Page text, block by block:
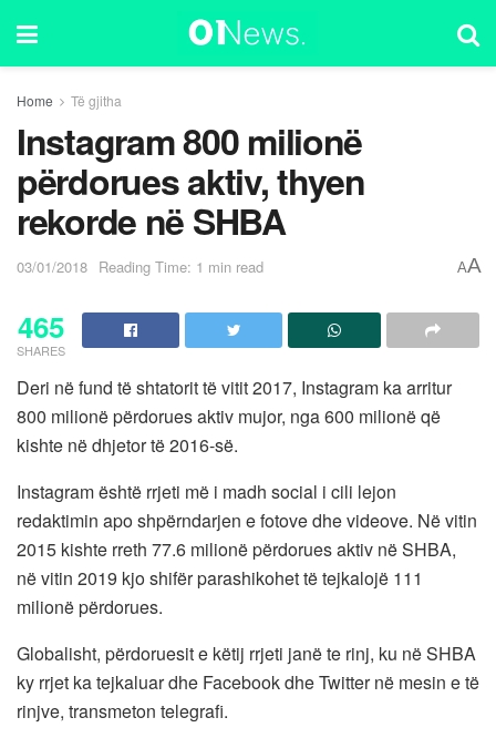
Home Të gjitha
Instagram 800 milionë
përdorues aktiv, thyen
rekorde në SHBA
03/01/2018 Reading Time: 1 min read AA
465
SHARES
Deri në fund të shtatorit të vitit 2017, Instagram ka arritur
800 milionë përdorues aktiv mujor, nga 600 milionë që
kishte në dhjetor të 2016-së.
Instagram është rrjeti më i madh social i cili lejon
redaktimin apo shpërndarjen e fotove dhe videove. Në vitin
2015 kishte rreth 77.6 milionë përdorues aktiv në SHBA,
në vitin 2019 kjo shifër parashikohet të tejkalojë 111
milionë përdorues.
Globalisht, përdoruesit e këtij rrjeti janë te rinj, ku në SHBA
ky rrjet ka tejkaluar dhe Facebook dhe Twitter në mesin e të
rinjve, transmeton telegrafi.